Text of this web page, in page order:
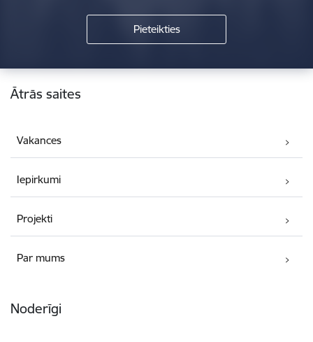
Kājene
Ātrās saites
Vakances
Iepirkumi
Projekti
Par mums
Noderīgi